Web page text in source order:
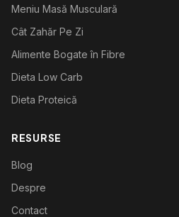
Meniu Masă Musculară
Cât Zahăr Pe Zi
Alimente Bogate în Fibre
Dieta Low Carb
Dieta Proteică
RESURSE
Blog
Despre
Contact